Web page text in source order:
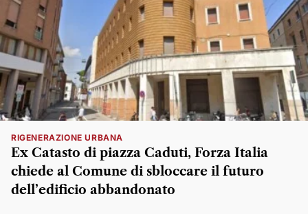
RIGENERAZIONE URBANA
Ex Catasto di piazza Caduti, Forza Italia
chiede al Comune di sbloccare il futuro
dell’edificio abbandonato